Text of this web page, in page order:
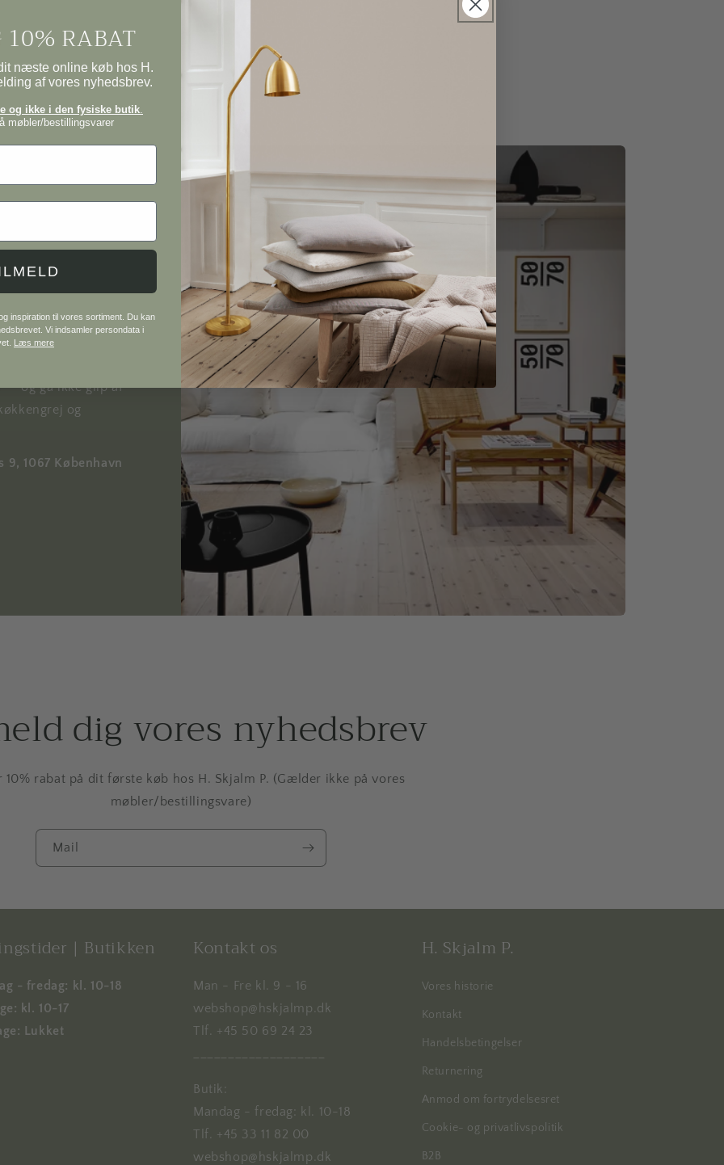
og interiør
lamper og
og inspirerende
afdeling
— og gå ikke glip af
og
9, 1067 København
dig vores nyhedsbrev
10% rabat på dit første køb hos H. Skjalm P. (Gælder ikke på vores
møbler/bestillingsvare)
Mail
| Butikken
- fredag: kl. 10-18
kl. 10-17
Lukket
Kontakt os
Man - Fre kl. 9 - 16
webshop@hskjalmp.dk
Tlf. +45 50 69 24 23
Butik:
Mandag - fredag: kl. 10-18
Tlf. +45 33 11 82 00
webshop@hskjalmp.dk
H. Skjalm P.
Vores historie
Kontakt
Handelsbetingelser
Returnering
Anmod om fortrydelsesret
Cookie- og privatlivspolitik
B2B
10% RABAT
næste online køb hos H.
af vores nyhedsbrev.
og ikke i den fysiske butik
møbler/bestillingsvarer
inspiration til vores sortiment. Du kan
Vi indsamler persondata i
Læs mere